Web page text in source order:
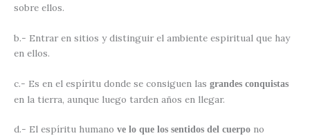
sobre ellos.
b.- Entrar en sitios y distinguir el ambiente espiritual que hay
en ellos.
c.- Es en el espíritu donde se consiguen las grandes conquistas
en la tierra, aunque luego tarden años en llegar.
d.- El espíritu humano ve lo que los sentidos del cuerpo no